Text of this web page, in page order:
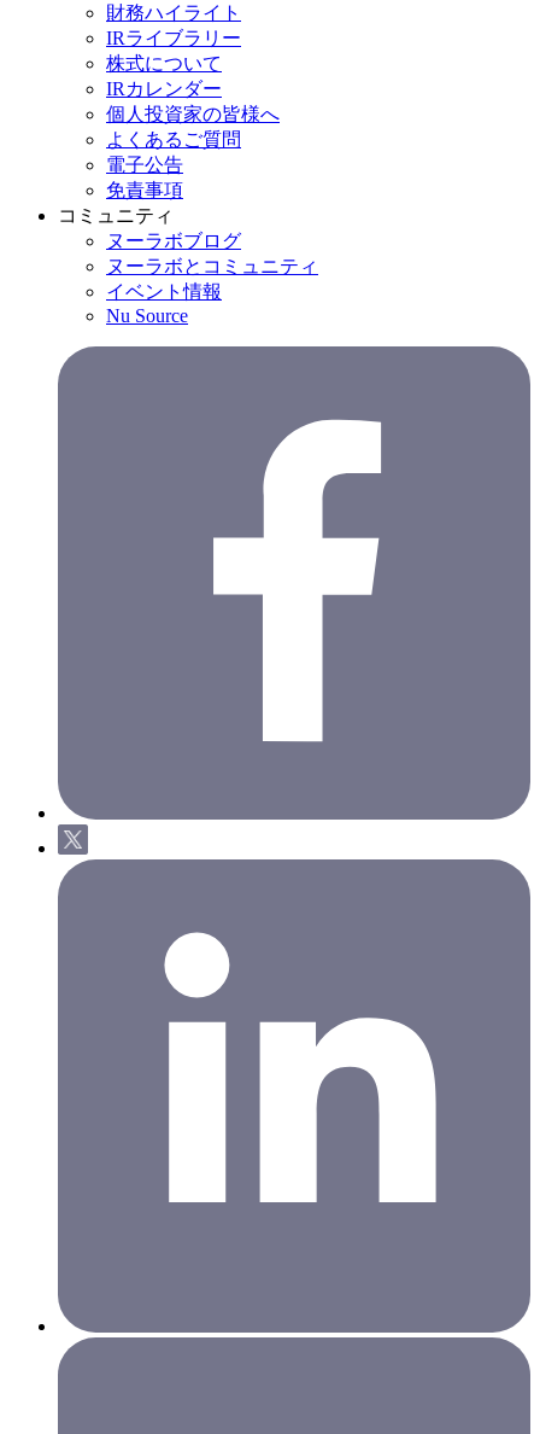
財務ハイライト
IRライブラリー
株式について
IRカレンダー
個人投資家の皆様へ
よくあるご質問
電子公告
免責事項
コミュニティ
ヌーラボブログ
ヌーラボとコミュニティ
イベント情報
Nu Source